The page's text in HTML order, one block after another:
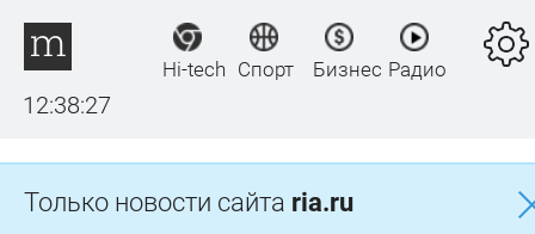
12:38:27
Hi-tech Спорт Бизнес Радио
Только новости сайта ria.ru